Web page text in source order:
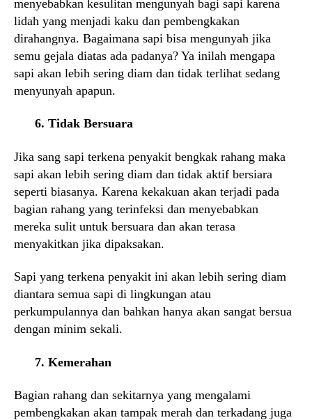
menyebabkan kesulitan mengunyah bagi sapi karena
lidah yang menjadi kaku dan pembengkakan
dirahangnya. Bagaimana sapi bisa mengunyah jika
semu gejala diatas ada padanya? Ya inilah mengapa
sapi akan lebih sering diam dan tidak terlihat sedang
menyunyah apapun.
6. Tidak Bersuara
Jika sang sapi terkena penyakit bengkak rahang maka
sapi akan lebih sering diam dan tidak aktif bersiara
seperti biasanya. Karena kekakuan akan terjadi pada
bagian rahang yang terinfeksi dan menyebabkan
mereka sulit untuk bersuara dan akan terasa
menyakitkan jika dipaksakan.
Sapi yang terkena penyakit ini akan lebih sering diam
diantara semua sapi di lingkungan atau
perkumpulannya dan bahkan hanya akan sangat bersua
dengan minim sekali.
7. Kemerahan
Bagian rahang dan sekitarnya yang mengalami
pembengkakan akan tampak merah dan terkadang juga